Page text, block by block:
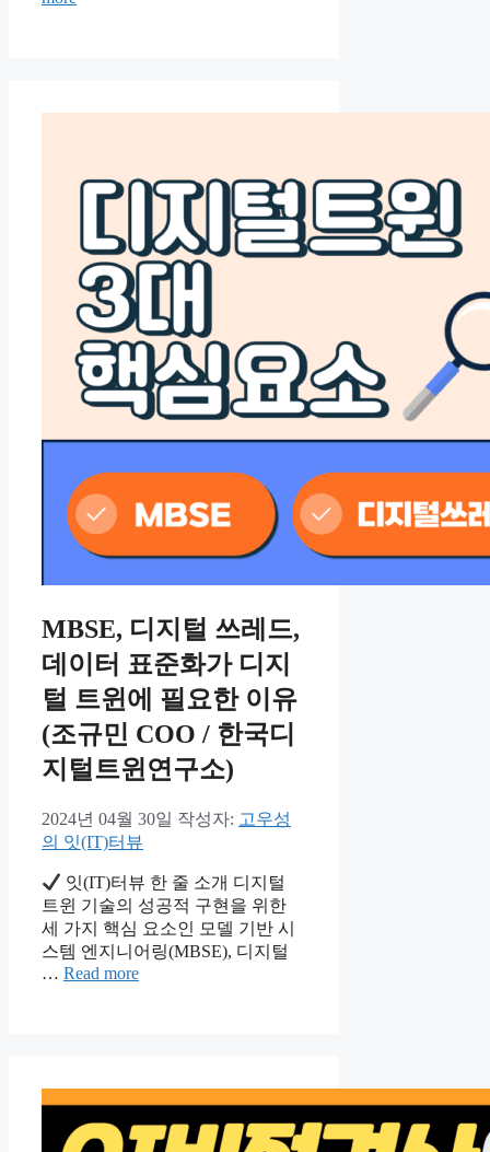
MBSE, 디지털 쓰레드,
데이터 표준화가 디지
털 트윈에 필요한 이유
(조규민 COO / 한국디
지털트윈연구소)
2024년 04월 30일 작성자: 고우성
의 잇(IT)터뷰
잇(IT)터뷰 한 줄 소개 디지털
트윈 기술의 성공적 구현을 위한
세 가지 핵심 요소인 모델 기반 시
스템 엔지니어링(MBSE), 디지털
… Read more